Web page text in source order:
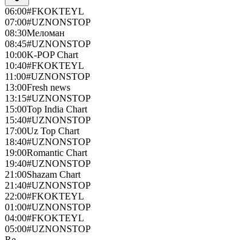
06:00#FKOKTEYL
07:00#UZNONSTOP
08:30Меломан
08:45#UZNONSTOP
10:00K-POP Chart
10:40#FKOKTEYL
11:00#UZNONSTOP
13:00Fresh news
13:15#UZNONSTOP
15:00Top India Chart
15:40#UZNONSTOP
17:00Uz Top Chart
18:40#UZNONSTOP
19:00Romantic Chart
19:40#UZNONSTOP
21:00Shazam Chart
21:40#UZNONSTOP
22:00#FKOKTEYL
01:00#UZNONSTOP
04:00#FKOKTEYL
05:00#UZNONSTOP